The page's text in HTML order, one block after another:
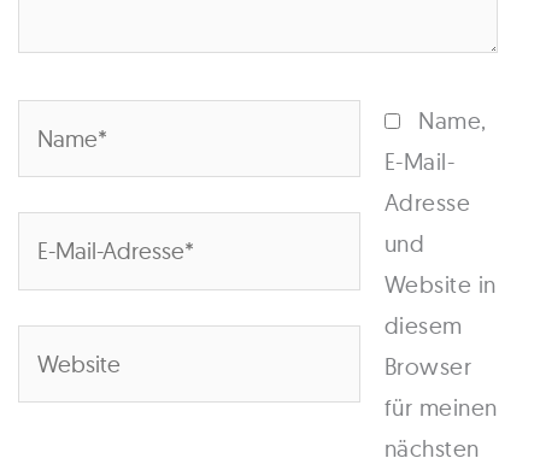
Name,
E-Mail-
Adresse
und
Website in
diesem
Browser
für meinen
nächsten